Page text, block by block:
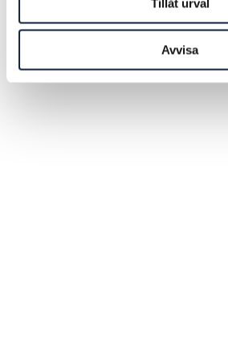
Tillåt urval
Avvisa